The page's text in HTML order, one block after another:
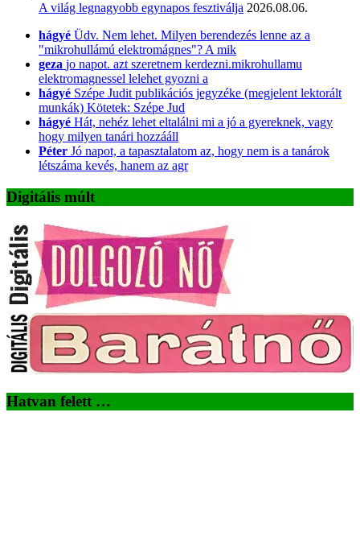
A világ legnagyobb egynapos fesztiválja 2026.08.06.
hágyé Üdv. Nem lehet. Milyen berendezés lenne az a
"mikrohullámú elektromágnes"? A mik
geza jo napot. azt szeretnem kerdezni.mikrohullamu
elektromagnessel lelehet gyozni a
hágyé Szépe Judit publikációs jegyzéke (megjelent lektorált
munkák) Kötetek: Szépe Jud
hágyé Hát, nehéz lehet eltalálni mi a jó a gyereknek, vagy
hogy milyen tanári hozzááll
Péter Jó napot, a tapasztalatom az, hogy nem is a tanárok
létszáma kevés, hanem az agr
Digitális múlt
Hatvan felett …